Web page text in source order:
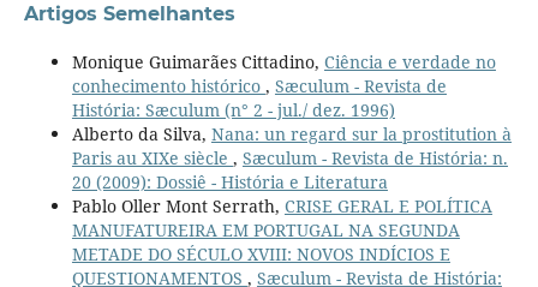
Artigos Semelhantes
Monique Guimarães Cittadino, Ciência e verdade no
conhecimento histórico , Sæculum - Revista de
História: Sæculum (n° 2 - jul./ dez. 1996)
Alberto da Silva, Nana: un regard sur la prostitution à
Paris au XIXe siècle , Sæculum - Revista de História: n.
20 (2009): Dossiê - História e Literatura
Pablo Oller Mont Serrath, CRISE GERAL E POLÍTICA
MANUFATUREIRA EM PORTUGAL NA SEGUNDA
METADE DO SÉCULO XVIII: NOVOS INDÍCIOS E
QUESTIONAMENTOS , Sæculum - Revista de História: